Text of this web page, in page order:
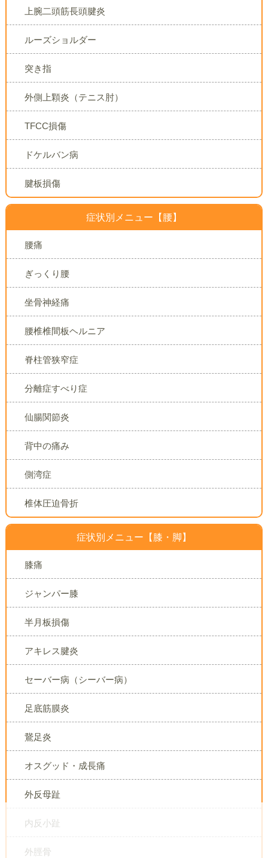
上腕二頭筋長頭腱炎
ルーズショルダー
突き指
外側上顆炎（テニス肘）
TFCC損傷
ドケルバン病
腱板損傷
症状別メニュー【腰】
腰痛
ぎっくり腰
坐骨神経痛
腰椎椎間板ヘルニア
脊柱管狭窄症
分離症すべり症
仙腸関節炎
背中の痛み
側湾症
椎体圧迫骨折
症状別メニュー【膝・脚】
膝痛
ジャンパー膝
半月板損傷
アキレス腱炎
セーバー病（シーバー病）
足底筋膜炎
鵞足炎
オスグッド・成長痛
外反母趾
内反小趾
外脛骨